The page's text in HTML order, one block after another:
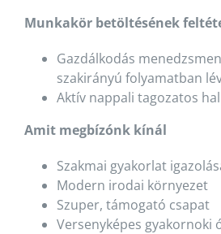
Munkakör betöltésének
Gazdálkodás
szakirányú folyamatban
Aktív nappali tagozatos
Amit megbízónk kínál
Szakmai gyakorlat
Modern irodai környezet
Szuper, támogató csapat
Versenyképes gyakornoki